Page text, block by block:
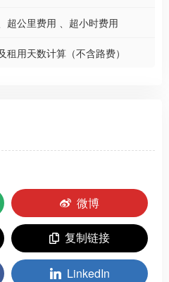
超公里费用 、超小时费用
租用天数计算（不含路费）
微博
复制链接
LinkedIn